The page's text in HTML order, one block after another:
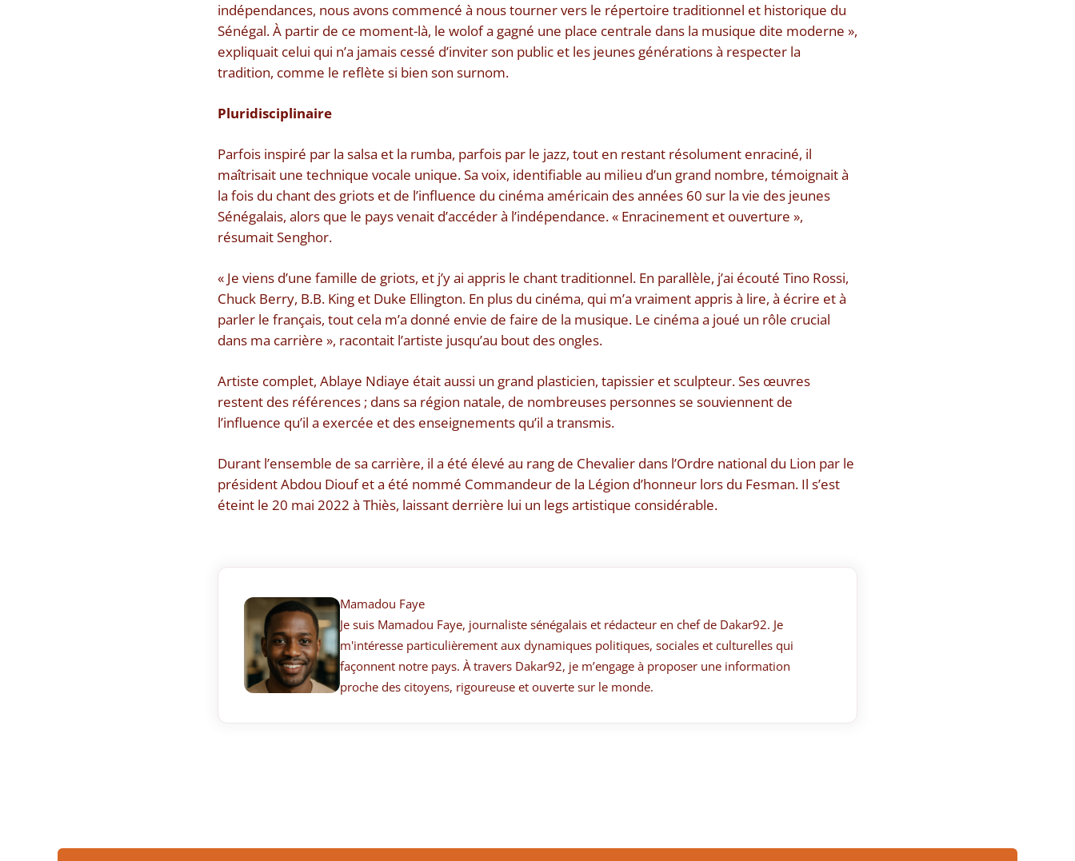
indépendances, nous avons commencé à nous tourner vers le répertoire traditionnel et historique du
Sénégal. À partir de ce moment-là, le wolof a gagné une place centrale dans la musique dite moderne »,
expliquait celui qui n’a jamais cessé d’inviter son public et les jeunes générations à respecter la
tradition, comme le reflète si bien son surnom.
Pluridisciplinaire
Parfois inspiré par la salsa et la rumba, parfois par le jazz, tout en restant résolument enraciné, il
maîtrisait une technique vocale unique. Sa voix, identifiable au milieu d’un grand nombre, témoignait à
la fois du chant des griots et de l’influence du cinéma américain des années 60 sur la vie des jeunes
Sénégalais, alors que le pays venait d’accéder à l’indépendance. « Enracinement et ouverture »,
résumait Senghor.
« Je viens d’une famille de griots, et j’y ai appris le chant traditionnel. En parallèle, j’ai écouté Tino Rossi,
Chuck Berry, B.B. King et Duke Ellington. En plus du cinéma, qui m’a vraiment appris à lire, à écrire et à
parler le français, tout cela m’a donné envie de faire de la musique. Le cinéma a joué un rôle crucial
dans ma carrière », racontait l’artiste jusqu’au bout des ongles.
Artiste complet, Ablaye Ndiaye était aussi un grand plasticien, tapissier et sculpteur. Ses œuvres
restent des références ; dans sa région natale, de nombreuses personnes se souviennent de
l’influence qu’il a exercée et des enseignements qu’il a transmis.
Durant l’ensemble de sa carrière, il a été élevé au rang de Chevalier dans l’Ordre national du Lion par le
président Abdou Diouf et a été nommé Commandeur de la Légion d’honneur lors du Fesman. Il s’est
éteint le 20 mai 2022 à Thiès, laissant derrière lui un legs artistique considérable.
Mamadou Faye
Je suis Mamadou Faye, journaliste sénégalais et rédacteur en chef de Dakar92. Je
m'intéresse particulièrement aux dynamiques politiques, sociales et culturelles qui
façonnent notre pays. À travers Dakar92, je m’engage à proposer une information
proche des citoyens, rigoureuse et ouverte sur le monde.